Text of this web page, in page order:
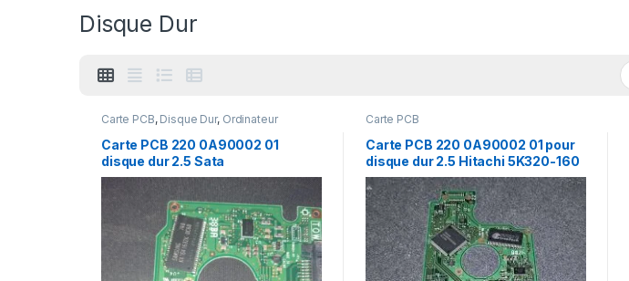
Disque Dur
Carte PCB, Disque Dur, Ordinateur
Carte PCB 220 0A90002 01
disque dur 2.5 Sata
HTS542516K9A300 160Gb
Carte PCB
Carte PCB 220 0A90002 01 pour
disque dur 2.5 Hitachi 5K320-160
160GB